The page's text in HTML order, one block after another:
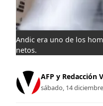
Andic era uno de los
netos.
AFP y Redacción
sábado, 14